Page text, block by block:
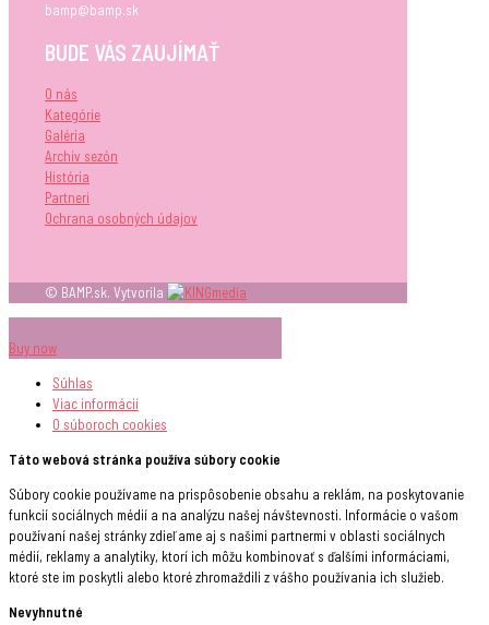
bamp@bamp.sk
BUDE VÁS ZAUJÍMAŤ
O nás
Kategórie
Galéria
Archív sezón
História
Partneri
Ochrana osobných údajov
© BAMP.sk. Vytvorila
Buy now
Súhlas
Viac informácií
O súboroch cookies
Táto webová stránka používa súbory cookie
Súbory cookie používame na prispôsobenie obsahu a reklám, na poskytovanie
funkcií sociálnych médií a na analýzu našej návštevnosti. Informácie o vašom
používaní našej stránky zdieľame aj s našimi partnermi v oblasti sociálnych
médií, reklamy a analytiky, ktorí ich môžu kombinovať s ďalšími informáciami,
ktoré ste im poskytli alebo ktoré zhromaždili z vášho používania ich služieb.
Nevyhnutné